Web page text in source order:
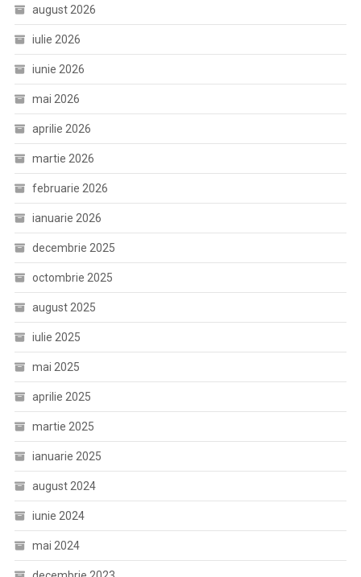
august 2026
iulie 2026
iunie 2026
mai 2026
aprilie 2026
martie 2026
februarie 2026
ianuarie 2026
decembrie 2025
octombrie 2025
august 2025
iulie 2025
mai 2025
aprilie 2025
martie 2025
ianuarie 2025
august 2024
iunie 2024
mai 2024